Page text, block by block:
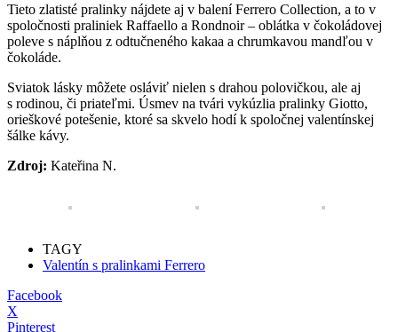
Tieto zlatisté pralinky nájdete aj v balení Ferrero Collection, a to v
spoločnosti praliniek Raffaello a Rondnoir – oblátka v čokoládovej
poleve s náplňou z odtučneného kakaa a chrumkavou mandľou v
čokoláde.
Sviatok lásky môžete osláviť nielen s drahou polovičkou, ale aj
s rodinou, či priateľmi. Úsmev na tvári vykúzlia pralinky Giotto,
orieškové potešenie, ktoré sa skvelo hodí k spoločnej valentínskej
šálke kávy.
Zdroj: Kateřina N.
TAGY
Valentín s pralinkami Ferrero
Facebook
X
Pinterest